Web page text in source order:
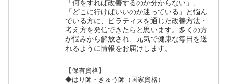
「何をすれば改善するのか分からない」、
「どこに行けばいいのか迷っている」と悩ん
でいる方に、ピラティスを通じた改善方法・
考え方を発信できたらと思います。多くの方
が悩みから解放され、元気で健康な毎日を送
れるように情報をお届けします。
【保有資格】
◆はり師・きゅう師（国家資格）